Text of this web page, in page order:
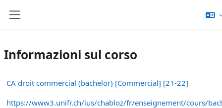
Informazioni sul corso
CA droit commercial (bachelor) [Commercial] [21-22]
https://www3.unifr.ch/ius/chabloz/fr/enseignement/cours/